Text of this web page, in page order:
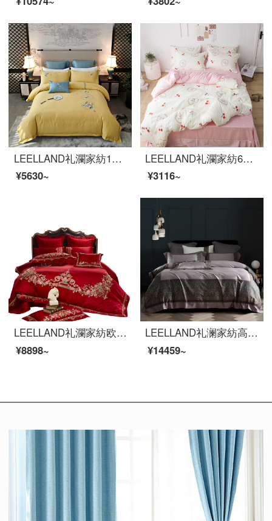
LEELLAND礼瀾家紡100本の新しい中国式刺繍の全綿研毛ベッドの上に4つのセットの純綿を厚くして保温ベッド用品セットの瑾姀赋1.8-2.0メートルベッド/220*240 cm布団カバー
¥5630~
LEELLAND礼瀾家紡60本の綿綿綿の綿の綿の綿の綿の贈り物の子供の綿の寝具の4件のセットの純綿の学生のベッドの品物のセットの小さいさくらんぼの1.35/1.5メートルのベッドの4件のセット/200*230 cm布団のカバー
¥3116~
LEELLAND礼瀾家紡欧式軽奢結婚式大紅結婚式ベッド用品四点セット純綿欧式刺繍ベッド品多点セットパリの恋人四点セット1.8-2.0メートルベッド/220*240 cm
¥8898~
LEELLAND礼澜家紡高級140頭の馬の綿のデジタルプリントと刺繍の全綿の寝具四点セットの軽い豪華別荘の見本セットラファット城-松灰色1.8-210メートルのベッド/220*240 cm
¥14459~